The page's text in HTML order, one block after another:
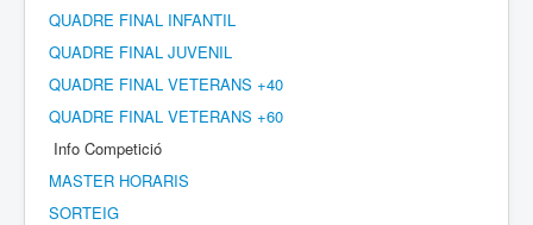
QUADRE FINAL INFANTIL
QUADRE FINAL JUVENIL
QUADRE FINAL VETERANS +40
QUADRE FINAL VETERANS +60
Info Competició
MASTER HORARIS
SORTEIG